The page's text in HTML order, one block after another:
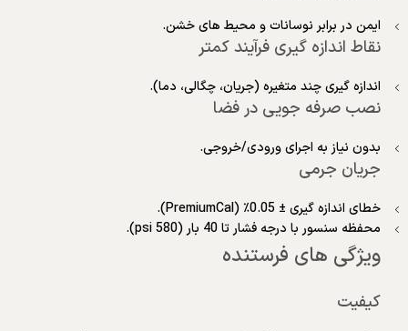
ایمن در برابر نوسانات و محیط های خشن.
نقاط اندازه گیری فرآیند کمتر
اندازه گیری چند متغیره (جریان، چگالی، دما).
نصب صرفه جویی در فضا
بدون نیاز به اجرای ورودی/خروجی.
جریان جرمی
خطای اندازه گیری ± 0.05٪ (PremiumCal).
محفظه سنسور با درجه فشار تا 40 بار (580 psi).
ویژگی های فرستنده
کیفیت